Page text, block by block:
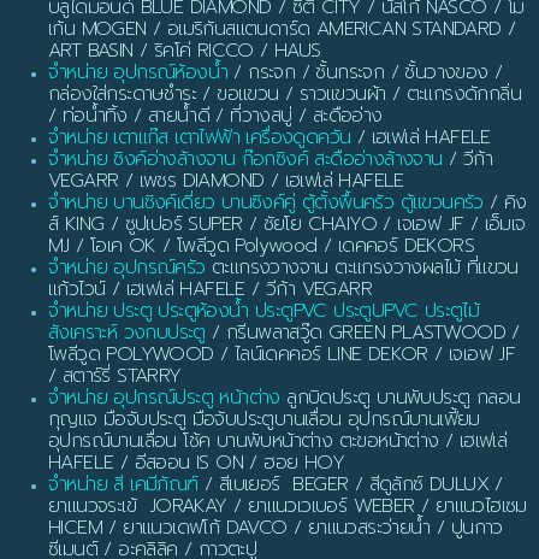
บลูไดมอนด์ BLUE DIAMOND / ซิตี้ CITY / นัสโก้ NASCO / โม
เก้น MOGEN / อเมริกันสแตนดาร์ด AMERICAN STANDARD /
ART BASIN / ริคโค่ RICCO / HAUS
จำหน่าย อุปกรณ์ห้องน้ำ / กระจก / ชั้นกระจก / ชั้นวางของ /
กล่องใส่กระดาษชำระ / ขอแขวน / ราวแขวนผ้า / ตะแกรงดักกลิ่น
/ ท่อน้ำทิ้ง / สายน้ำดี / ที่วางสบู่ / สะดืออ่าง
จำหน่าย เตาแก๊ส เตาไฟฟ้า เครื่องดูดควัน / เฮเฟเล่ HAFELE
จำหน่าย ซิงค์อ่างล้างจาน ก๊อกซิงค์ สะดืออ่างล้างจาน / วีก้า
VEGARR / เพชร DIAMOND / เฮเฟเล่ HAFELE
จำหน่าย บานซิงค์เดี่ยว บานซิงค์คู่ ตู้ตั้งพื้นครัว ตู้แขวนครัว / คิง
ส์ KING / ซูปเปอร์ SUPER / ชัยโย CHAIYO / เจเอฟ JF / เอ็มเจ
MJ / โอเค OK / โพลีวูด Polywood / เดคคอร์ DEKORS
จำหน่าย อุปกรณ์ครัว ตะแกรงวางจาน ตะแกรงวางผลไม้ ที่แขวน
แก้วไวน์ / เฮเฟเล่ HAFELE / วีก้า VEGARR
จำหน่าย ประตู ประตูห้องน้ำ ประตูPVC ประตูUPVC ประตูไม้
สังเคราะห์ วงกบประตู / กรีนพลาสวู๊ด GREEN PLASTWOOD /
โพลีวูด POLYWOOD / ไลน์เดคคอร์ LINE DEKOR / เจเอฟ JF
/ สตาร์รี่ STARRY
จำหน่าย อุปกรณ์ประตู หน้าต่าง ลูกบิดประตู บานพับประตู กลอน
กุญแจ มือจับประตู มือจับประตูบานเลื่อน อุปกรณ์บานเฟี้ยม
อุปกรณ์บานเลื่อน โช้ค บานพับหน้าต่าง ตะขอหน้าต่าง / เฮเฟเล่
HAFELE / อีสออน IS ON / ฮอย HOY
จำหน่าย สี เคมีภัณฑ์/ สีเบเยอร์ BEGER / สีดูลักซ์ DULUX /
ยาแนวจระเข้ JORAKAY / ยาแนวเวเบอร์ WEBER / ยาแนวไฮเซม
HICEM / ยาแนวเดฟโก้ DAVCO / ยาแนวสระว่ายน้ำ / ปูนกาว
ซีเมนต์ / อะคลิลิค / กาวตะปู